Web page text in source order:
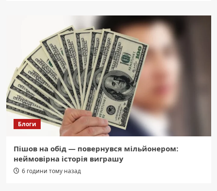
Блоги
Пішов на обід — повернувся мільйонером:
неймовірна історія виграшу
6 години тому назад